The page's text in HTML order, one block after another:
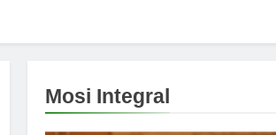
Mosi Integral